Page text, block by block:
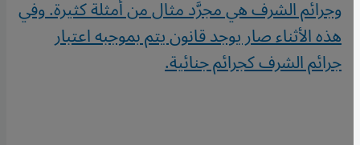
وجرائم الشرف هي مجرَّد مثال من أمثلة كثيرة. وفي
هذه الأثناء صار يوجد قانون يتم بموجبه اعتبار
جرائم الشرف كجرائم جنائية.